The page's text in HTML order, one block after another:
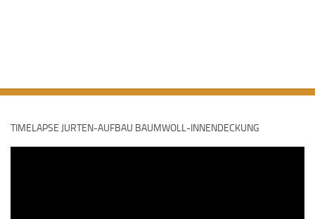
TIMELAPSE JURTEN-AUFBAU BAUMWOLL-INNENDECKUNG